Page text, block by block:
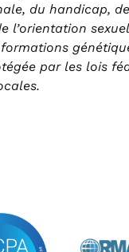
du handicap,
l’orientation
par les lois